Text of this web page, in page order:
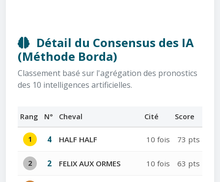
Détail du Consensus des IA
(Méthode Borda)
Classement basé sur l'agrégation des pronostics
des 10 intelligences artificielles.
Rang N° Cheval Cité Score
1 4 HALF HALF 10 fois 73 pts
2 2 FELIX AUX ORMES 10 fois 63 pts